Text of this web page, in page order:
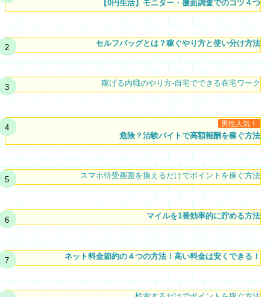
【0円生活】モニター・覆面調査でのコツ４つ
セルフバッグとは？稼ぐやり方と使い分け方法
稼げる内職のやり方-自宅でできる在宅ワーク
男性人気！
危険？治験バイトで高額報酬を稼ぐ方法
スマホ待受画面を換えるだけでポイントを稼ぐ方法
マイルを1番効率的に貯める方法
ネット料金節約の４つの方法！高い料金は安くできる！